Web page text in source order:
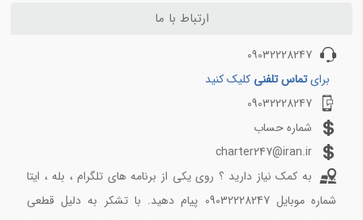
خرید بلیط هواپیما ارزان ساری به مشهد چارتری
بلیط هواپیما ارزان لحظه آخری کیش به رشت
پروازهای دقیقه 90 2
خرید بلیط هواپیما شیراز مشهد چارتری ارزان
خرید بلیط چارتری آفری کیش به اصفهان 22 اذر 97
بلیط لحظه آخری مشهد به ساری 20 اذر 97
بلیط چارتری ارزان کیش به اهواز 20 اذر 97
ارتباط با ما
09032228247
برایتماس تلفنی کلیک کنید
09032228247
شماره حساب
charter247@iran.ir
به کمک نیاز دارید ؟ روی یکی از برنامه های تلگرام ، بله ، ایتا
شماره موبایل 09032228247 پیام دهید. با تشکر به دلیل قطعی